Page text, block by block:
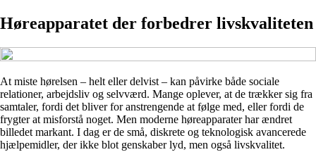
Høreapparatet der forbedrer livskvaliteten
At miste hørelsen – helt eller delvist – kan påvirke både sociale
relationer, arbejdsliv og selvværd. Mange oplever, at de trækker sig fra
samtaler, fordi det bliver for anstrengende at følge med, eller fordi de
frygter at misforstå noget. Men moderne høreapparater har ændret
billedet markant. I dag er de små, diskrete og teknologisk avancerede
hjælpemidler, der ikke blot genskaber lyd, men også livskvalitet.